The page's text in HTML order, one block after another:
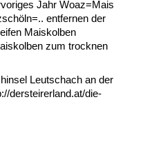
Jahr Woaz=Mais
entfernen der
Maiskolben
zum trocknen
Leutschach an der
dersteirerland.at/die-